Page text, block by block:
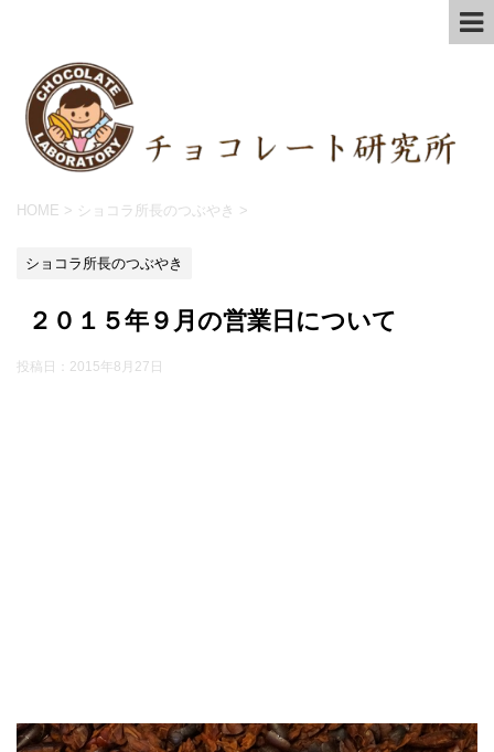
HOME > ショコラ所長のつぶやき >
ショコラ所長のつぶやき
２０１５年９月の営業日について
投稿日： 2015年8月27日